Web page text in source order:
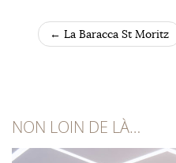
POST
← La Baracca St Moritz
NON LOIN DE LÀ…